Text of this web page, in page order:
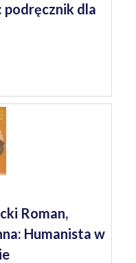
dla
Roman,
Humanista w